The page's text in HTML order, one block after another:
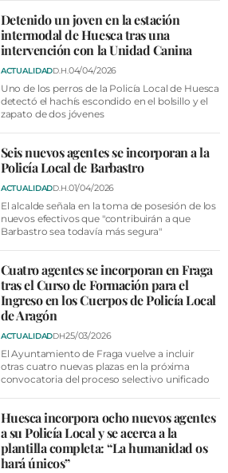
Detenido un joven en la estación
intermodal de Huesca tras una
intervención con la Unidad Canina
ACTUALIDADD.H. 04/04/2026
Uno de los perros de la Policía Local de Huesca
detectó el hachís escondido en el bolsillo y el
zapato de dos jóvenes
Seis nuevos agentes se incorporan a la
Policía Local de Barbastro
ACTUALIDADD.H. 01/04/2026
El alcalde señala en la toma de posesión de los
nuevos efectivos que "contribuirán a que
Barbastro sea todavía más segura"
Cuatro agentes se incorporan en Fraga
tras el Curso de Formación para el
Ingreso en los Cuerpos de Policía Local
de Aragón
ACTUALIDADDH25/03/2026
El Ayuntamiento de Fraga vuelve a incluir
otras cuatro nuevas plazas en la próxima
convocatoria del proceso selectivo unificado
Huesca incorpora ocho nuevos agentes
a su Policía Local y se acerca a la
plantilla completa: “La humanidad os
hará únicos”